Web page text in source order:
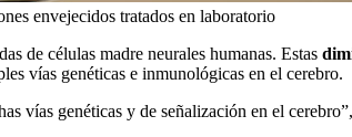
envejecidos tratados en laboratorio
de células madre neurales humanas. Estas
vías genéticas e inmunológicas en el cerebro.
vías genéticas y de señalización en el